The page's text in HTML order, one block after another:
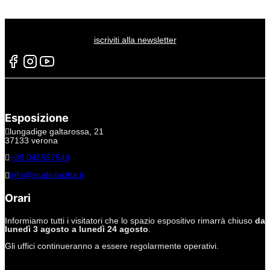
iscriviti alla newsletter
Esposizione
lungadige galtarossa, 21
37133 verona
+39.045597549
info@studiolacitta.it
Orari
Informiamo tutti i visitatori che lo spazio espositivo rimarrà chiuso da
lunedì 3 agosto a lunedì 24 agosto
Gli uffici continueranno a essere regolarmente operativi.